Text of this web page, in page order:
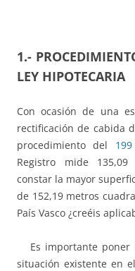
1.-
LEY HIPOTECARIA
Con ocasión de una
rectificación de cabida
procedimiento del
Registro mide
constar la mayor
de 152,19 metros
País Vasco ¿creéis
Es importante poner
situación existente en